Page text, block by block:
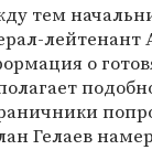
тем
лейтенант
о
Гелаев